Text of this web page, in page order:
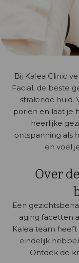
Bij Kalea Clinic
Facial, de beste
stralende huid.
poriën en laat je
heerlijke
ontspanning als
en voel
Over
Een
aging facetten
Kalea team
eindelijk
Ontdek de